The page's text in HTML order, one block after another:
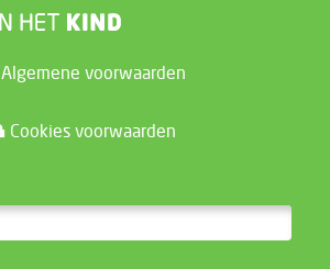
Algemene voorwaarden
Cookies voorwaarden